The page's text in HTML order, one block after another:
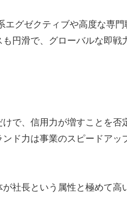
エグゼクティブや高度な専
円滑で、グローバルな即戦
で、信用力が増すことを否
ド力は事業のスピードアッ
社長という属性と極めて高